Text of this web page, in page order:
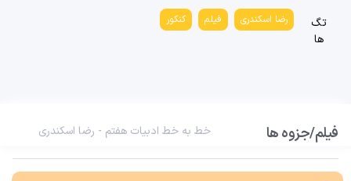
تگ
ها
رضا اسکندری فیلم کنکور
فیلم/جزوه ها خط به خط ادبیات هفتم - رضا اسکندری
درس سوم، نسل آینده ساز
36 دقیقه
درس ششم، قلب کوچکم را به چه کسی بدهم
28 دقیقه 1400/08/29